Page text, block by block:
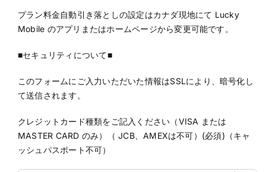
プラン料金自動引き落としの設定はカナダ現地にて Lucky
Mobile のアプリまたはホームページから変更可能です。
■セキュリティについて■
このフォームにご入力いただいた情報はSSLにより、暗号化し
て送信されます。
クレジットカード種類をご記入ください（VISA または
MASTER CARD のみ）（ JCB、AMEXは不可）(必須)（キャ
ッシュパスポート不可）